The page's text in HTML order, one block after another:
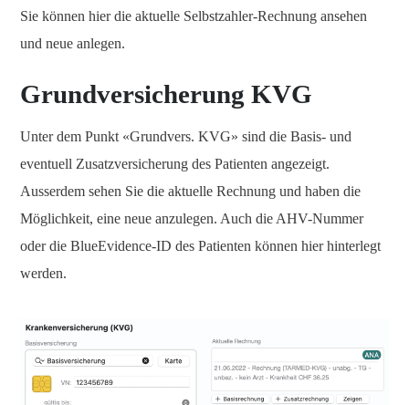
Sie können hier die aktuelle Selbstzahler-Rechnung ansehen
und neue anlegen.
Grundversicherung KVG
Unter dem Punkt «Grundvers. KVG» sind die Basis- und
eventuell Zusatzversicherung des Patienten angezeigt.
Ausserdem sehen Sie die aktuelle Rechnung und haben die
Möglichkeit, eine neue anzulegen. Auch die AHV-Nummer
oder die BlueEvidence-ID des Patienten können hier hinterlegt
werden.